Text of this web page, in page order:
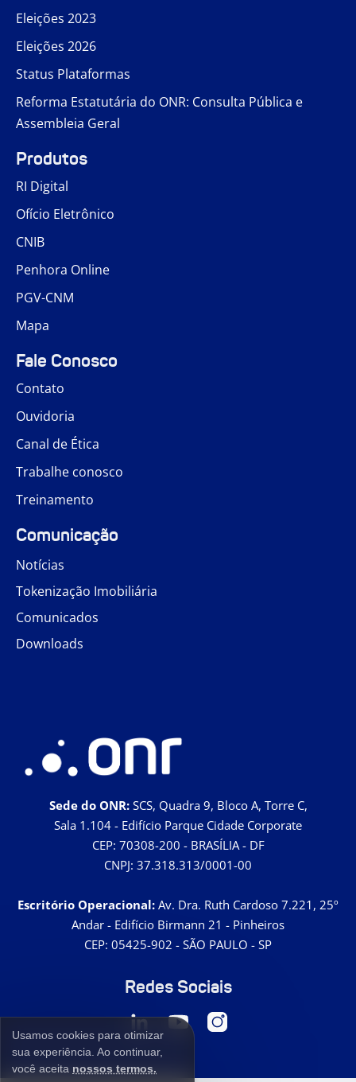
Usamos cookies para otimizar
sua experiência. Ao continuar,
você aceita nossos termos.
Eleições 2023
Eleições 2026
Status Plataformas
Reforma Estatutária do ONR: Consulta Pública e
Assembleia Geral
Produtos
RI Digital
Ofício Eletrônico
CNIB
Penhora Online
PGV-CNM
Mapa
Fale Conosco
Contato
Ouvidoria
Canal de Ética
Trabalhe conosco
Treinamento
Comunicação
Notícias
Tokenização Imobiliária
Comunicados
Downloads
Sede do ONR:SCS, Quadra 9, Bloco A, Torre C,
Sala 1.104 - Edifício Parque Cidade Corporate
CEP: 70308-200 - BRASÍLIA - DF
CNPJ: 37.318.313/0001-00
Escritório Operacional: Av. Dra. Ruth Cardoso 7.221, 25º
Andar - Edifício Birmann 21 - Pinheiros
CEP: 05425-902 - SÃO PAULO - SP
Redes Sociais